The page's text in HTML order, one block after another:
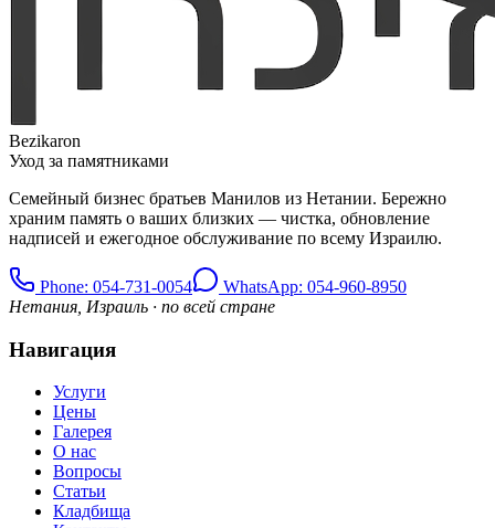
Bezikaron
Уход за памятниками
Семейный бизнес братьев Манилов из Нетании. Бережно
храним память о ваших близких — чистка, обновление
надписей и ежегодное обслуживание по всему Израилю.
Phone: 054-731-0054
WhatsApp: 054-960-8950
Нетания, Израиль · по всей стране
Навигация
Услуги
Цены
Галерея
О нас
Вопросы
Статьи
Кладбища